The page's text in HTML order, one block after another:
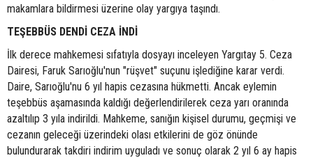
makamlara bildirmesi üzerine olay yargıya taşındı.
TEŞEBBÜS DENDİ CEZA İNDİ
İlk derece mahkemesi sıfatıyla dosyayı inceleyen Yargıtay 5. Ceza
Dairesi, Faruk Sarıoğlu'nun "rüşvet" suçunu işlediğine karar verdi.
Daire, Sarıoğlu'nu 6 yıl hapis cezasına hükmetti. Ancak eylemin
teşebbüs aşamasında kaldığı değerlendirilerek ceza yarı oranında
azaltılıp 3 yıla indirildi. Mahkeme, sanığın kişisel durumu, geçmişi ve
cezanın geleceği üzerindeki olası etkilerini de göz önünde
bulundurarak takdiri indirim uyguladı ve sonuç olarak 2 yıl 6 ay hapis